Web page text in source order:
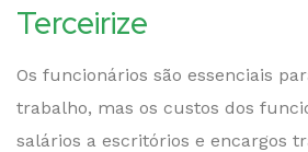
Terceirize
Os funcionários são essenciais
trabalho, mas os custos dos
salários a escritórios e encargos